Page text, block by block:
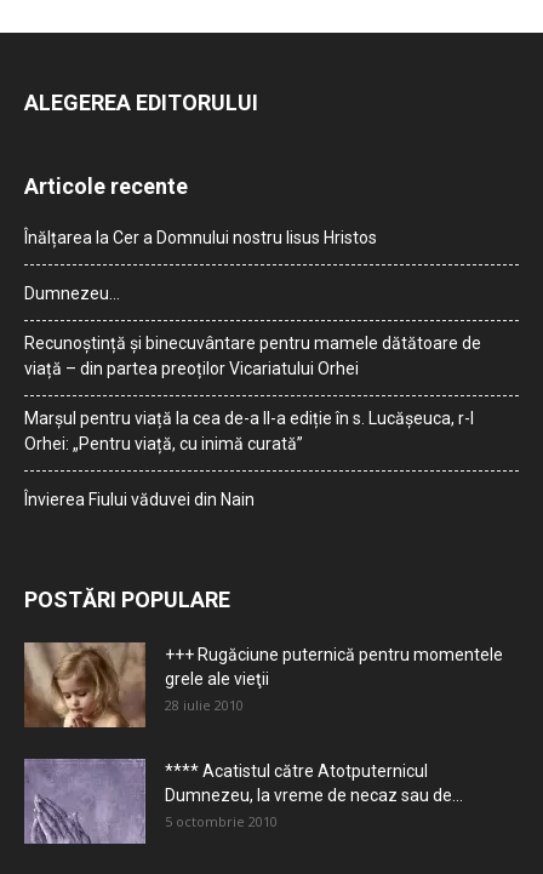
ALEGEREA EDITORULUI
Articole recente
Înălțarea la Cer a Domnului nostru Iisus Hristos
Dumnezeu…
Recunoștință și binecuvântare pentru mamele dătătoare de
viață – din partea preoților Vicariatului Orhei
Marșul pentru viață la cea de-a II-a ediție în s. Lucășeuca, r-l
Orhei: „Pentru viață, cu inimă curată”
Învierea Fiului văduvei din Nain
POSTĂRI POPULARE
+++ Rugăciune puternică pentru momentele
grele ale vieţii
28 iulie 2010
**** Acatistul către Atotputernicul
Dumnezeu, la vreme de necaz sau de...
5 octombrie 2010